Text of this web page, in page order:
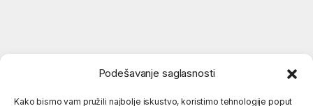
Podešavanje saglasnosti
Kako bismo vam pružili najbolje iskustvo, koristimo tehnologije poput